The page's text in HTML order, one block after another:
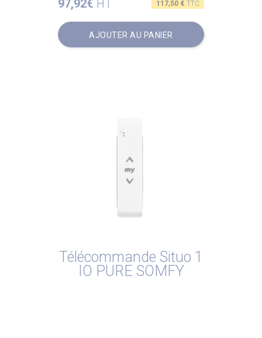
97,92€ HT 117,50 € TTC
AJOUTER AU PANIER
Télécommande Situo 1
IO PURE SOMFY